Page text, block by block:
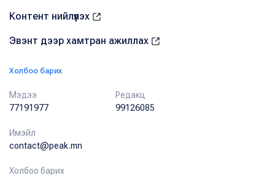
Контент нийлүүлэх
Эвэнт дээр хамтран ажиллах
Холбоо барих
Мэдээ
77191977
Редакц
99126085
Имэйл
contact@peak.mn
Холбоо барих